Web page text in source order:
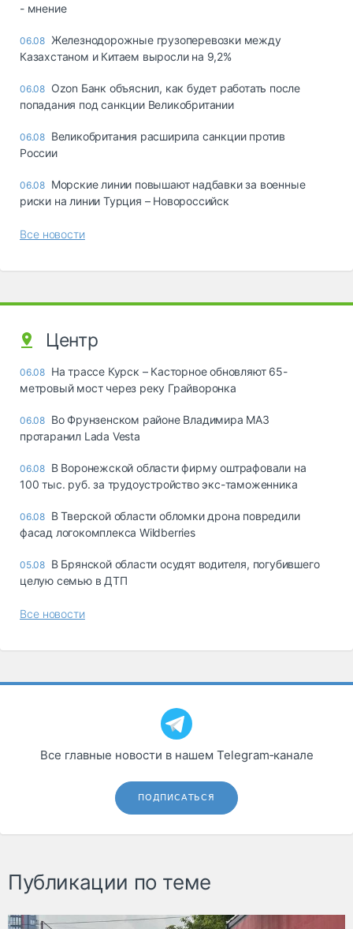
- мнение
06.08 Железнодорожные грузоперевозки между
Казахстаном и Китаем выросли на 9,2%
06.08 Ozon Банк объяснил, как будет работать после
попадания под санкции Великобритании
06.08 Великобритания расширила санкции против
России
06.08 Морские линии повышают надбавки за военные
риски на линии Турция – Новороссийск
Все новости
Центр
06.08 На трассе Курск – Касторное обновляют 65-
метровый мост через реку Грайворонка
06.08 Во Фрунзенском районе Владимира МАЗ
протаранил Lada Vesta
06.08 В Воронежской области фирму оштрафовали на
100 тыс. руб. за трудоустройство экс-таможенника
06.08 В Тверской области обломки дрона повредили
фасад логокомплекса Wildberries
05.08 В Брянской области осудят водителя, погубившего
целую семью в ДТП
Все новости
Все главные новости в нашем Telegram‑канале
ПОДПИСАТЬСЯ
Публикации по теме